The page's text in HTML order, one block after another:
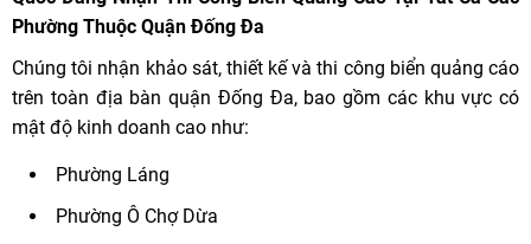
Phường Thuộc Quận Đống Đa
Chúng tôi nhận khảo sát, thiết kế và thi công biển quảng cáo
trên toàn địa bàn quận Đống Đa, bao gồm các khu vực có
mật độ kinh doanh cao như:
Phường Láng
Phường Ô Chợ Dừa